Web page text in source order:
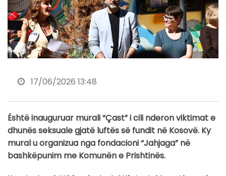
17/06/2026 13:48
Është inauguruar murali “Çast” i cili nderon viktimat e
dhunës seksuale gjatë luftës së fundit në Kosovë. Ky
mural u organizua nga fondacioni “Jahjaga” në
bashkëpunim me Komunën e Prishtinës.